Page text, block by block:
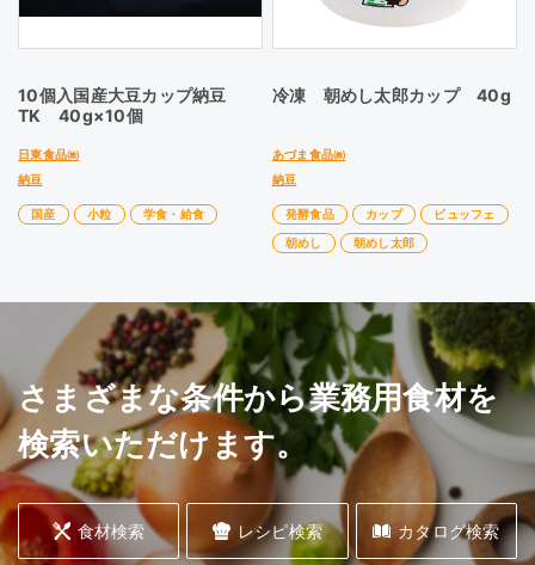
10個入国産大豆カップ納豆
TK 40g×10個
日東食品㈱
納豆
国産 小粒 学食・給食
冷凍 朝めし太郎カップ 40g
あづま食品㈱
納豆
発酵食品 カップ
ビュッフェ
朝めし
朝めし太郎
さまざまな条件から業務用食材を
検索いただけます。
食材検索 レシピ検索 カタログ検索